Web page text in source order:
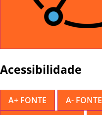
Acessibilidade
A+ FONTE A- FONTE